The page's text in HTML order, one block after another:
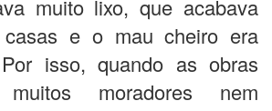
muito lixo, que acabava
casas e o mau cheiro era
isso, quando as obras
muitos moradores nem